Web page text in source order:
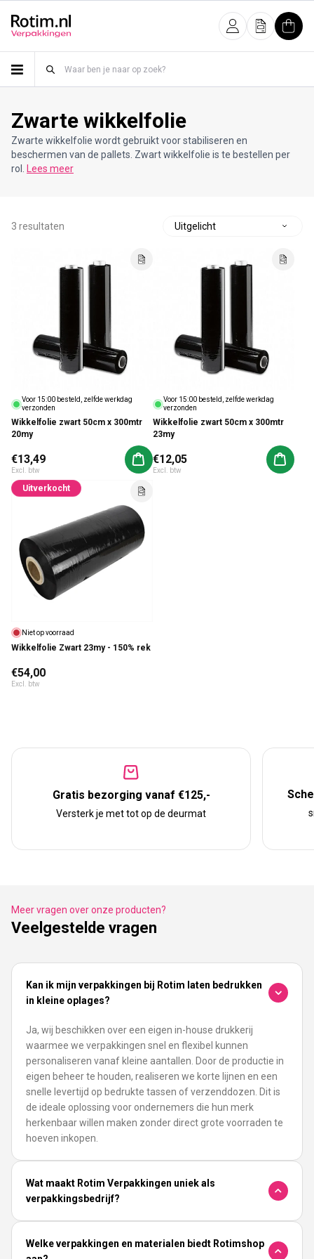
InloggenOfferte
Zwarte wikkelfolie
Zwarte wikkelfolie wordt gebruikt voor stabiliseren en
beschermen van de pallets. Zwart wikkelfolie is te bestellen per
rol.
Lees meer
3 resultaten
Voor 15:00 besteld, zelfde werkdag
verzonden
Wikkelfolie zwart 50cm x 300mtr
20my
Normale prijs
€13,49
Excl. btw
Aan winkelwagen toevoegen
Voor 15:00 besteld, zelfde werkdag
verzonden
Wikkelfolie zwart 50cm x 300mtr
23my
Normale prijs
€12,05
Excl. btw
Aan
Uitverkocht
Niet op voorraad
Wikkelfolie Zwart 23my - 150% rek
Normale prijs
€54,00
Excl. btw
Gratis bezorging vanaf €125,-
Versterk je met tot op de deurmat
Meer vragen over onze producten?
Veelgestelde vragen
Kan ik mijn verpakkingen bij Rotim laten bedrukken
in kleine oplages?
Ja, wij beschikken over een eigen in-house drukkerij
waarmee we verpakkingen snel en flexibel kunnen
personaliseren vanaf kleine aantallen. Door de productie in
eigen beheer te houden, realiseren we korte lijnen en een
snelle levertijd op bedrukte tassen of verzenddozen. Dit is
de ideale oplossing voor ondernemers die hun merk
herkenbaar willen maken zonder direct grote voorraden te
hoeven inkopen.
Wat maakt Rotim Verpakkingen uniek als
verpakkingsbedrijf?
Welke verpakkingen en materialen biedt Rotimshop